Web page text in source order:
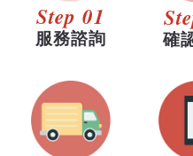
Step 01
服務諮詢 確